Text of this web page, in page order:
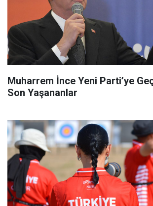
Muharrem İnce Yeni Parti’ye
Son Yaşananlar